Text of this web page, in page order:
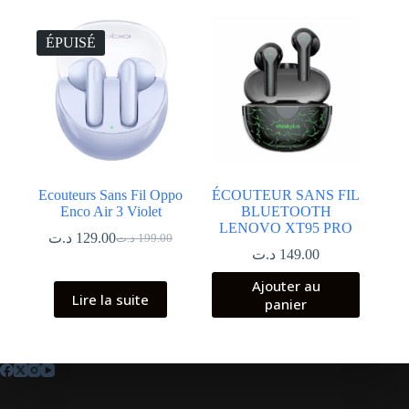
ÉPUISÉ
Ecouteurs Sans Fil Oppo
Enco Air 3 Violet
199.00 د.تLe
était :
129.00 د.ت
Le
Lire la suite
ÉCOUTEUR SANS FIL
BLUETOOTH
LENOVO XT95 PRO
149.00 د.ت
Ajouter au
panier